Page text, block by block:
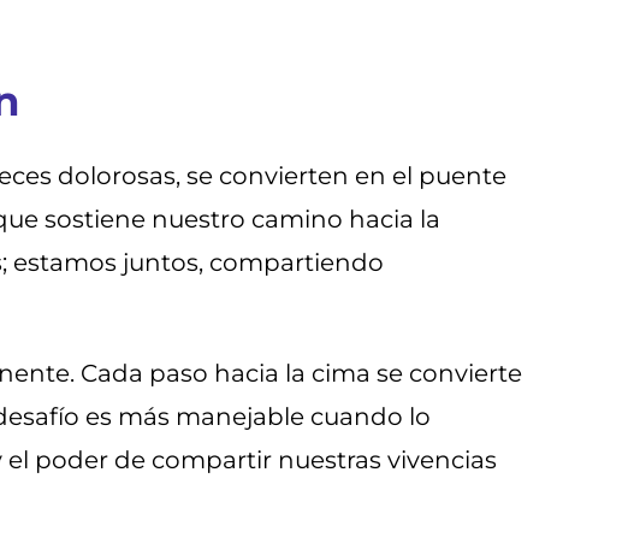
dolorosas, se convierten en el puente
sostiene nuestro camino hacia la
estamos juntos, compartiendo
Cada paso hacia la cima se convierte
es más manejable cuando lo
poder de compartir nuestras vivencias